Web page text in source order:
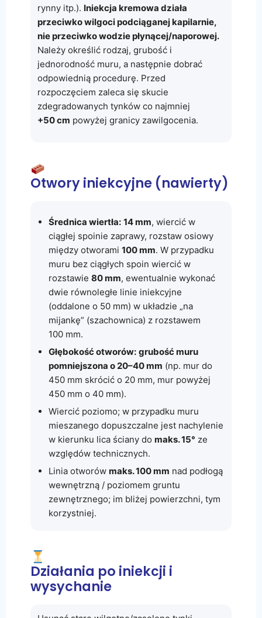
rynny itp.). Iniekcja kremowa działa
przeciwko wilgoci podciąganej kapilarnie,
nie przeciwko wodzie płynącej/naporowej.
Należy określić rodzaj, grubość i
jednorodność muru, a następnie dobrać
odpowiednią procedurę. Przed
rozpoczęciem zaleca się skucie
zdegradowanych tynków co najmniej
+50 cm powyżej granicy zawilgocenia.
Otwory iniekcyjne (nawierty)
Średnica wiertła: 14 mm, wiercić w
ciągłej spoinie zaprawy, rozstaw osiowy
między otworami100 mm. W przypadku
muru bez ciągłych spoin wiercić w
rozstawie80 mm, ewentualnie wykonać
dwie równoległe linie iniekcyjne
(oddalone o 50 mm) w układzie „na
mijankę” (szachownica) z rozstawem
100 mm.
Głębokość otworów: grubość muru
pomniejszona o 20–40 mm (np. mur do
450 mm skrócić o 20 mm, mur powyżej
450 mm o 40 mm).
Wiercić poziomo; w przypadku muru
mieszanego dopuszczalne jest nachylenie
w kierunku lica ściany domaks. 15° ze
względów technicznych.
Linia otworówmaks. 100 mm nad podłogą
wewnętrzną / poziomem gruntu
zewnętrznego; im bliżej powierzchni, tym
korzystniej.
Działania po iniekcji i
wysychanie